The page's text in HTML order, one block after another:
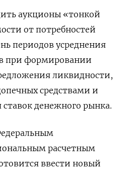
аукционы «тонкой
от потребностей
периодов усреднения
при формировании
ликвидности,
средствами и
денежного рынка.
расчетным
ввести новый